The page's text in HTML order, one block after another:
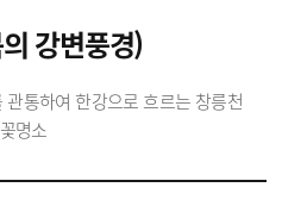
강변풍경)
통하여 한강으로 흐르는 창릉천
명소